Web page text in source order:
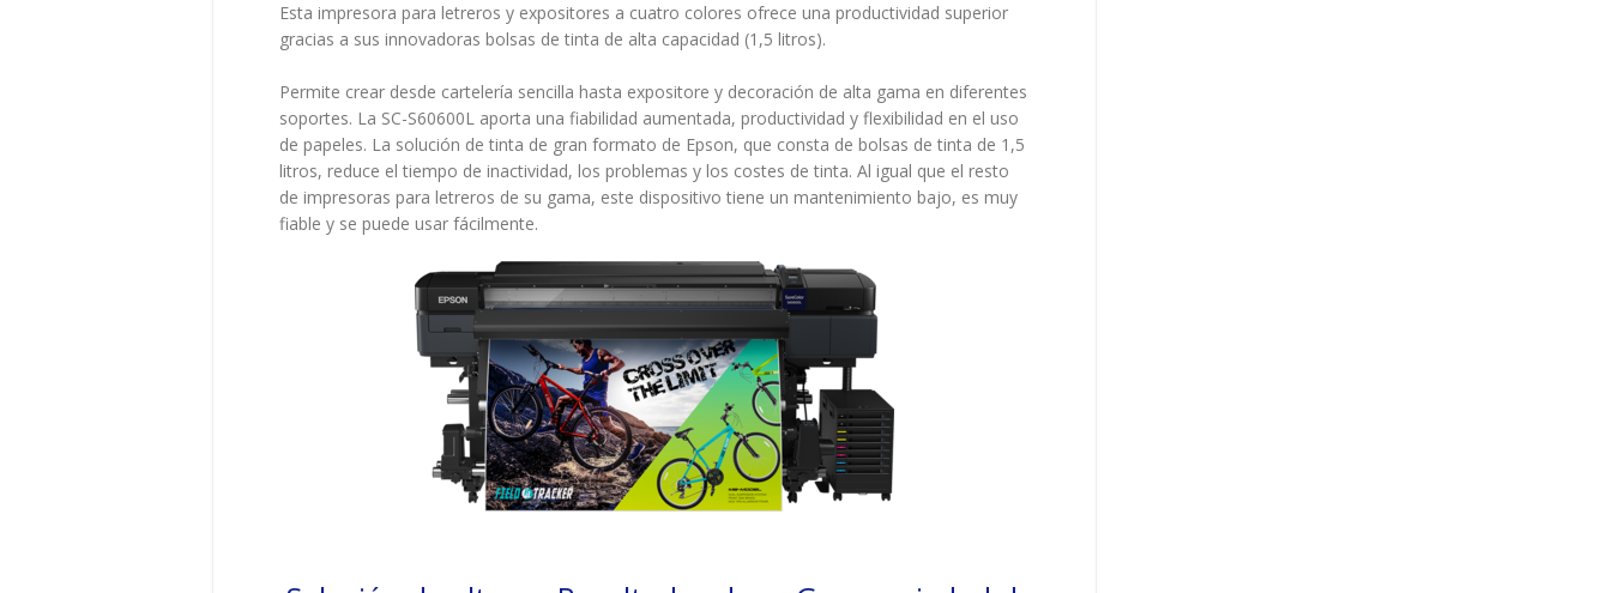
Esta impresora para letreros y expositores a cuatro colores ofrece una productividad superior
gracias a sus innovadoras bolsas de tinta de alta capacidad (1,5 litros).
Permite crear desde cartelería sencilla hasta expositore y decoración de alta gama en diferentes
soportes. La SC-S60600L aporta una fiabilidad aumentada, productividad y flexibilidad en el uso
de papeles. La solución de tinta de gran formato de Epson, que consta de bolsas de tinta de 1,5
litros, reduce el tiempo de inactividad, los problemas y los costes de tinta. Al igual que el resto
de impresoras para letreros de su gama, este dispositivo tiene un mantenimiento bajo, es muy
fiable y se puede usar fácilmente.